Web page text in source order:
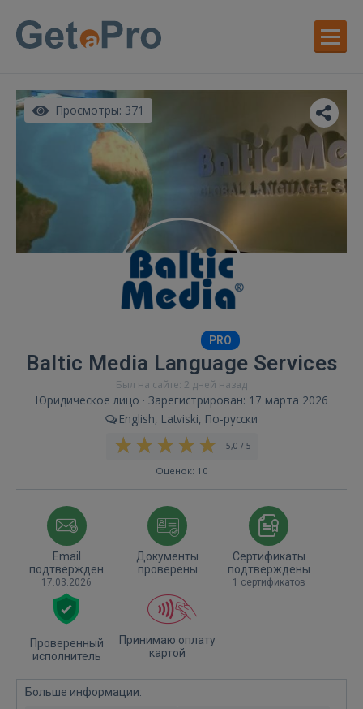
Просмотры: 371
PRO
Baltic Media Language Services
Был на сайте: 2 дней назад
Юридическое лицо · Зарегистрирован: 17 марта 2026
English, Latviski, По-русски
5,0 / 5
Оценок: 10
Email
подтвержден
17.03.2026
Документы
проверены
Сертификаты
подтверждены
1 сертификатов
Проверенный
исполнитель
Принимаю оплату
картой
Больше информации: